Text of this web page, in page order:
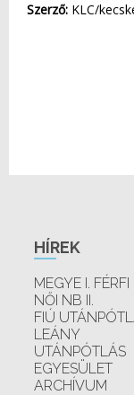
Szerző: KLC/
HÍREK
MEGYE I. FÉRFI
NŐI NB II.
FIÚ
LEÁNY
UTÁNPÓTLÁS
EGYESÜLET
ARCHÍVUM